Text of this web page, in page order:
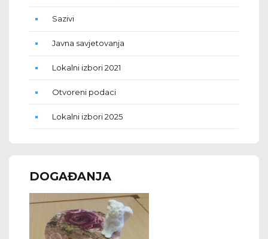
Sazivi
Javna savjetovanja
Lokalni izbori 2021
Otvoreni podaci
Lokalni izbori 2025
DOGAĐANJA